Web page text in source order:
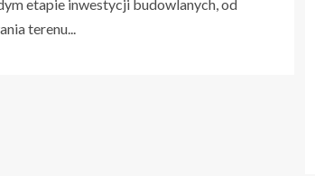
etapie inwestycji budowlanych, od
terenu...